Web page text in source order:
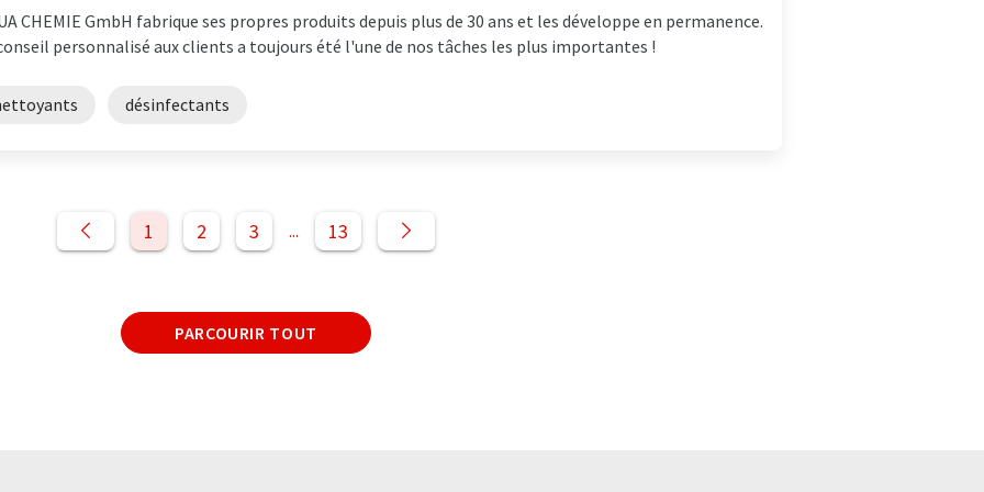
CHEMIE GmbH fabrique ses propres produits depuis plus de 30 ans et les développe en permanence.
personnalisé aux clients a toujours été l'une de nos tâches les plus importantes !
désinfectants
1 2 3 ... 13
PARCOURIR TOUT